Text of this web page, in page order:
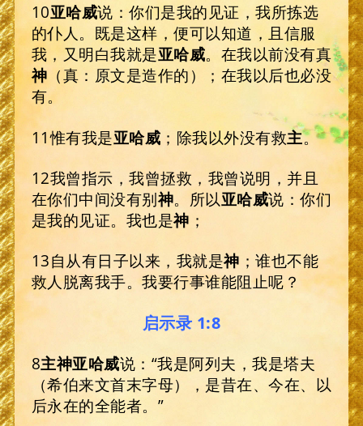
10亚哈威说：你们是我的见证，我所拣选
的仆人。既是这样，便可以知道，且信服
我，又明白我就是亚哈威。在我以前没有真
神 （真：原文是造作的）；在我以后也必没
有。
11惟有我是亚哈威 ；除我以外没有救主。
12我曾指示，我曾拯救，我曾说明，并且
在你们中间没有别神。所以亚哈威说：你们
是我的见证。我也是神 ；
13自从有日子以来，我就是神 ；谁也不能
救人脱离我手。我要行事谁能阻止呢？
启示录 1:8
8主神亚哈威说：“我是阿列夫，我是塔夫
（希伯来文首末字母），是昔在、今在、以
后永在的全能者。”